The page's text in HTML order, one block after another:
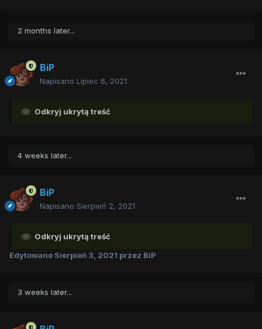
2 months later...
BiP
Napisano Lipiec 6, 2021
Odkryj ukrytą treść
4 weeks later...
BiP
Napisano Sierpień 2, 2021
Odkryj ukrytą treść
Edytowano Sierpień 3, 2021 przez BiP
3 weeks later...